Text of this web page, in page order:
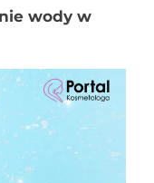
wody w